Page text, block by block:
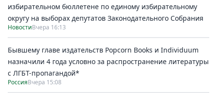
избирательном бюллетене по единому избирательному
округу на выборах депутатов Законодательного Собрания
НовостиВчера 16:13
Бывшему главе издательств Popcorn Books и Individuum
назначили 4 года условно за распространение литературы
с ЛГБТ-пропагандой*
РоссияВчера 15:08